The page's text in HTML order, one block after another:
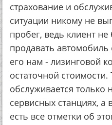
страхование и
ситуации никому не
пробег, ведь клиент не
продавать автомобиль
его нам - лизинговой
остаточной стоимости.
обслуживается
сервисных станциях, а
есть все отметки об